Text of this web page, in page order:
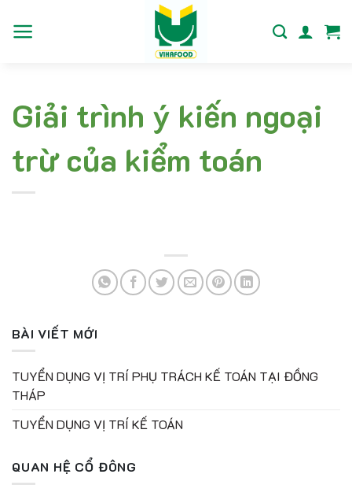
qua
BÀI VIẾT MỚI
TUYỂN DỤNG VỊ TRÍ PHỤ TRÁCH KẾ TOÁN TẠI ĐỒNG
THÁP
TUYỂN DỤNG VỊ TRÍ KẾ TOÁN
QUAN HỆ CỔ ĐÔNG
Giải trình ý kiến ngoại
trừ của kiểm toán